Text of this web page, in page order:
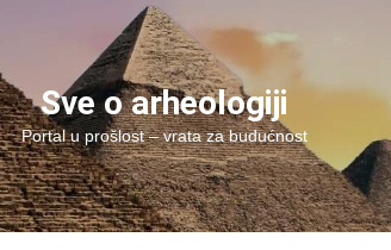
Sve o arheologiji
Portal u prošlost – vrata za budućnost